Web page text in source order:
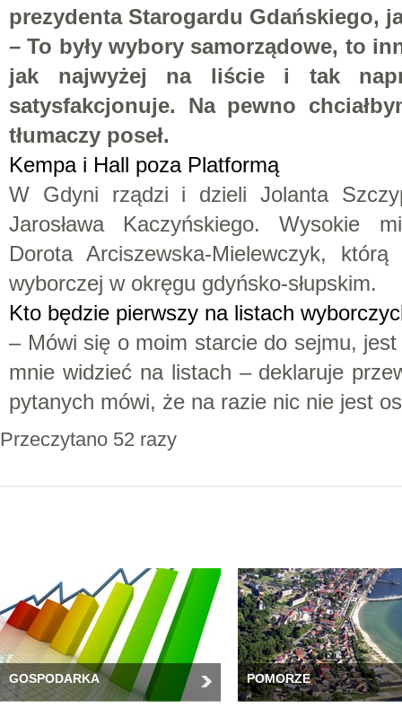
prezydenta Starogardu Gdańskiego,
– To były wybory samorządowe, to
jak najwyżej na liście i tak
satysfakcjonuje. Na pewno
tłumaczy poseł.
Kempa i Hall poza Platformą
W Gdyni rządzi i dzieli Jolanta
Jarosława Kaczyńskiego. Wysokie
Dorota Arciszewska-Mielewczyk,
wyborczej w okręgu gdyńsko-słupskim.
Kto będzie pierwszy na listach
– Mówi się o moim starcie do sejmu, jest
mnie widzieć na listach – deklaruje
pytanych mówi, że na razie nic nie jest
Przeczytano 52 razy
GOSPODARKA POMORZE